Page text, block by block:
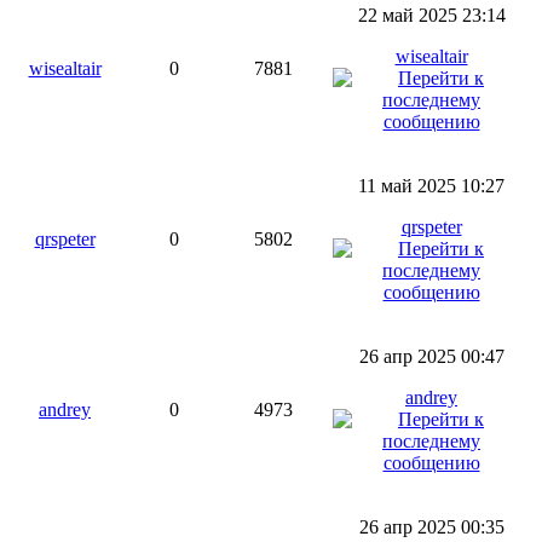
wisealtair 0 7881
22 май 2025 23:14
wisealtair
qrspeter 0 5802
11 май 2025 10:27
qrspeter
andrey 0 4973
26 апр 2025 00:47
andrey
26 апр 2025 00:35